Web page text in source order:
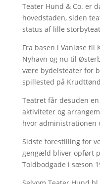
Teater Hund & Co. er
hovedstaden, siden
status af lille
Fra basen i Vanløse til
Nyhavn og nu til
være bydelsteater for
spillested på
Teatret får desuden
aktiviteter og
hvor administrationen
Sidste forestilling for
gengæld bliver opført
Toldbodgade i sæson